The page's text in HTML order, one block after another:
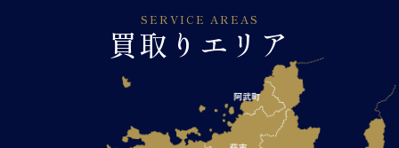
SERVICE AREAS
買取りエリア